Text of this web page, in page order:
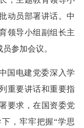
动员部署讲话。中
领导小组副组长主
参加会议。
国电建党委深入学
重要讲话和重要指
要求，在国资委党
，牢牢把握“学思